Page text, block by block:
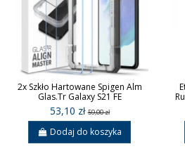
2x Szkło Hartowane Spigen Alm
Glas.Tr Galaxy S21 FE
53,10 zł59,00 zł
Dodaj do koszyka